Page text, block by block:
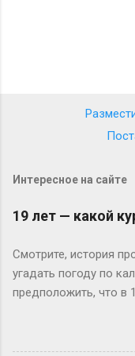
Интересное на сайте
19 лет — какой
Смотрите, история
угадать погоду по
предположить, что в
без занудства, по-
(или нет) В